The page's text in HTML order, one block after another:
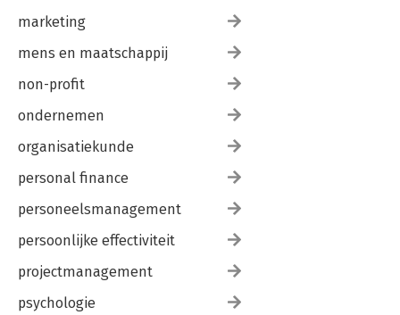
marketing
mens en maatschappij
non-profit
ondernemen
organisatiekunde
personal finance
personeelsmanagement
persoonlijke effectiviteit
projectmanagement
psychologie